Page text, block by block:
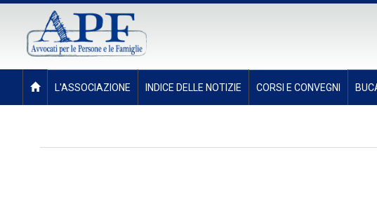
L'ASSOCIAZIONE INDICE DELLE NOTIZIE CORSI E CONVEGNI